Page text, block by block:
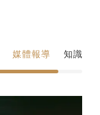
媒體報導 知識講